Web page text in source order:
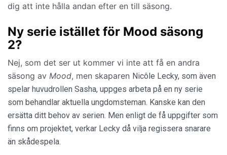
dig att inte hålla andan efter en till säsong.
Ny serie istället för Mood säsong
2?
Nej, som det ser ut kommer vi inte att få en andra
säsong av Mood, men skaparen Nicôle Lecky, som även
spelar huvudrollen Sasha, uppges arbeta på en ny serie
som behandlar aktuella ungdomsteman. Kanske kan den
ersätta ditt behov av serien. Men enligt de få uppgifter som
finns om projektet, verkar Lecky då vilja regissera snarare
än skådespela.